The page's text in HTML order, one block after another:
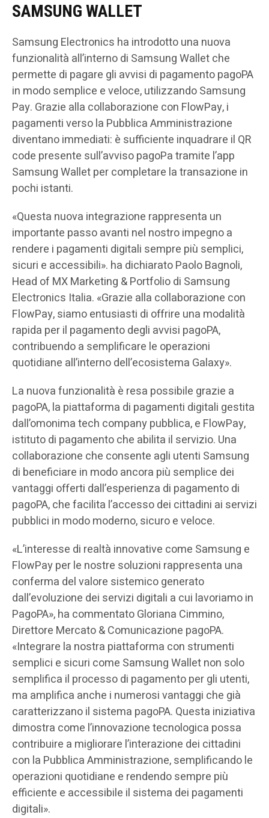
SAMSUNG WALLET
Samsung Electronics ha introdotto una nuova
funzionalità all’interno di Samsung Wallet che
permette di pagare gli avvisi di pagamento pagoPA
in modo semplice e veloce, utilizzando Samsung
Pay. Grazie alla collaborazione con FlowPay, i
pagamenti verso la Pubblica Amministrazione
diventano immediati: è sufficiente inquadrare il QR
code presente sull’avviso pagoPa tramite l’app
Samsung Wallet per completare la transazione in
pochi istanti.
«Questa nuova integrazione rappresenta un
importante passo avanti nel nostro impegno a
rendere i pagamenti digitali sempre più semplici,
sicuri e accessibili». ha dichiarato Paolo Bagnoli,
Head of MX Marketing & Portfolio di Samsung
Electronics Italia. «Grazie alla collaborazione con
FlowPay, siamo entusiasti di offrire una modalità
rapida per il pagamento degli avvisi pagoPA,
contribuendo a semplificare le operazioni
quotidiane all’interno dell’ecosistema Galaxy».
La nuova funzionalità è resa possibile grazie a
pagoPA, la piattaforma di pagamenti digitali gestita
dall’omonima tech company pubblica, e FlowPay,
istituto di pagamento che abilita il servizio. Una
collaborazione che consente agli utenti Samsung
di beneficiare in modo ancora più semplice dei
vantaggi offerti dall’esperienza di pagamento di
pagoPA, che facilita l’accesso dei cittadini ai servizi
pubblici in modo moderno, sicuro e veloce.
«L’interesse di realtà innovative come Samsung e
FlowPay per le nostre soluzioni rappresenta una
conferma del valore sistemico generato
dall’evoluzione dei servizi digitali a cui lavoriamo in
PagoPA», ha commentato Gloriana Cimmino,
Direttore Mercato & Comunicazione pagoPA.
«Integrare la nostra piattaforma con strumenti
semplici e sicuri come Samsung Wallet non solo
semplifica il processo di pagamento per gli utenti,
ma amplifica anche i numerosi vantaggi che già
caratterizzano il sistema pagoPA. Questa iniziativa
dimostra come l’innovazione tecnologica possa
contribuire a migliorare l’interazione dei cittadini
con la Pubblica Amministrazione, semplificando le
operazioni quotidiane e rendendo sempre più
efficiente e accessibile il sistema dei pagamenti
digitali».